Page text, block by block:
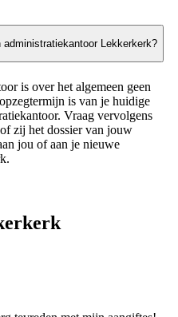
Lekkerkerk?
is over het algemeen geen
is van je huidige
Vraag vervolgens
zij het dossier van jouw
jou of aan je nieuwe